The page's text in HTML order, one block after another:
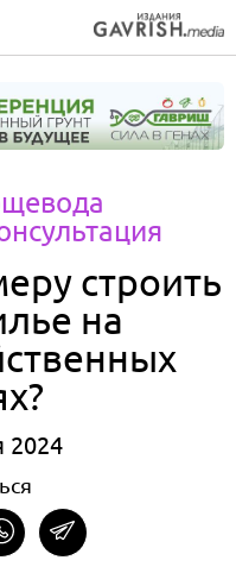
строить
на
2024